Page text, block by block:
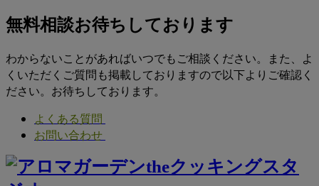
無料相談お待ちしております
わからないことがあればいつでもご相談ください。また、よ
くいただくご質問も掲載しておりますので以下よりご確認く
ださい。お待ちしております。
よくある質問
お問い合わせ